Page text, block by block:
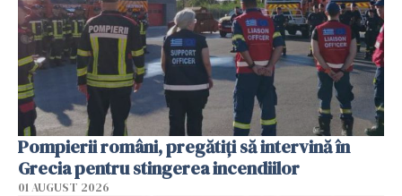
Pompierii români, pregătiţi să intervină în
Grecia pentru stingerea incendiilor
01 AUGUST 2026